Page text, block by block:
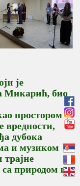
је
Микарић, био
простором у
вредности,
дубока
и музиком
трајне
природом и